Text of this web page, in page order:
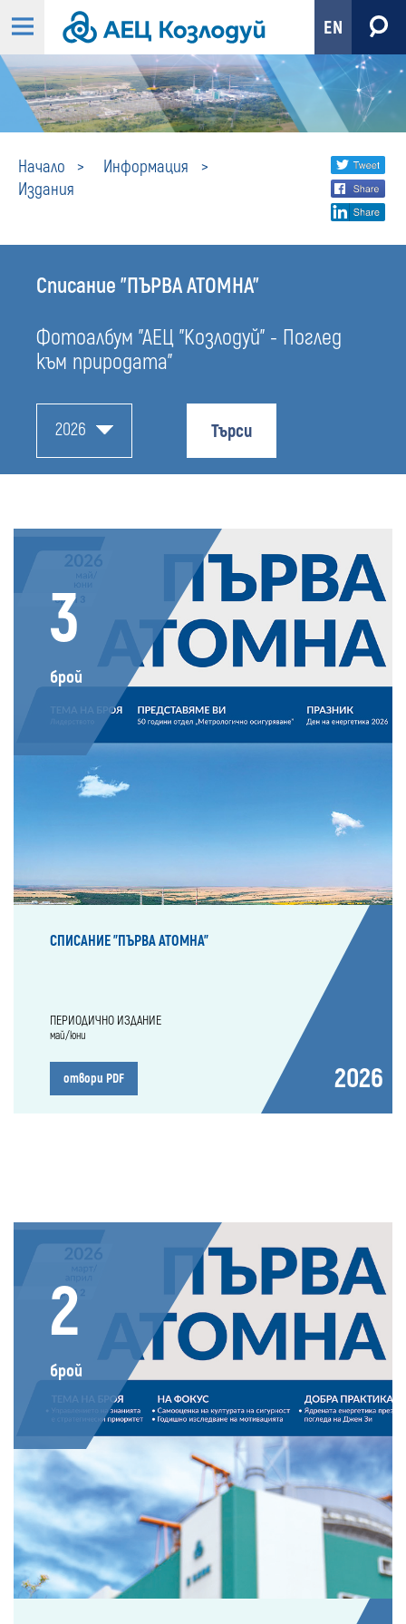
EN
Начало
Информация
Издания
Издания
Share
social
media
Списание "ПЪРВА АТОМНА"
Фотоалбум "АЕЦ "Козлодуй" - Поглед
към природата"
2026 Търси
3
брой
СПИСАНИЕ "ПЪРВА АТОМНА"
ПЕРИОДИЧНО ИЗДАНИЕ
май/юни
отвори PDF 2026
2
брой